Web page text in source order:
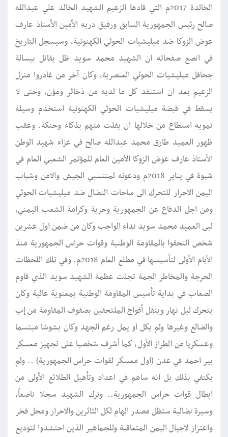
الخالدة 2017م التي قادها الزعيم الشهيد الخالد علي عبدالله
صالح رئيس الجمهورية السابق ورفيق دربه الأمين الأستاذ عارف
عوض الزوكا ضد ميليشيات الحوثي الكهنوتية، وسيسجل التاريخ
في انصع صفحاته ان الشهيد محمد سويد ظل يقاتل ببسالة
جحافل ميليشيات الحوثي العنصرية، وكان آخر من غادروا منزل
الزعيم بعد ان استنفد كل ما لديه من ذخائر ومؤن، وحتى لا
يسقط في قبضة ميليشيات الحوثي الكهنوتية استخدم وسيلة
تمويه استطاع من خلالها ان يفلت منهم بذكاء وحنكة. وعقب
ظهور العميد طارق محمد عبدالله صالح في عزاء شهيد الوطن
الأستاذ عارف عوض الزوكا الأمين العام للمؤتمر الشعبي العام في
شبوة في يناير 2018م ودعوته لمنتسبي الجيش والامن وشباب
اليمن الاحرار للتحرك الى ساحات النضال ضد ميليشيات الحوثي
ومن اجل الدفاع عن الجمهورية وحرية وكرامة الشعب اليمني،
لبى العميد محمد سويد نداء الواجب وكان من ضمن اول عشرين
شخص التحقوا بالمقاومة الوطنية وقوات حراس الجمهورية منذ
الأيام الأولى لتأسيسها في مطلع العام 2018م. وفي تلك اللحظات
الحرجة والمخاطر الجمة تجلت عظمة الشهيد سويد الذي قاوم
الصعاب في بداية تأسيس المقاومة الوطنية بمعنوية عالية وكان
يتحرك ليل نهار وينقل أفواج الملتحقين بصفوف المقاومة من إب
والضالع وغيرها ولم يكل او يمل رغم الجهد وكان بشوشا مبتسما
وعسكريا من الطراز الأول، كما أشرف شخصيا على تجهيز معسكر
بير احمد في عدن (اول معسكر لقوات حراس الجمهورية) .. ولم
يكتفي بذلك بل انه ساهم في اعداد وتأهيل الطلائع الأولى من
ابطال قوات حراس الجمهورية.. وترك الشهيد سجلا ناصعاً،
وسيرة نضالية ستظل مصدر الهام لكل الثائرين والاحرار ومحل فخر
واعتزاز لاجيال اليمن المتعاقبة وللجماهير الذين احتشدوا لتوديع